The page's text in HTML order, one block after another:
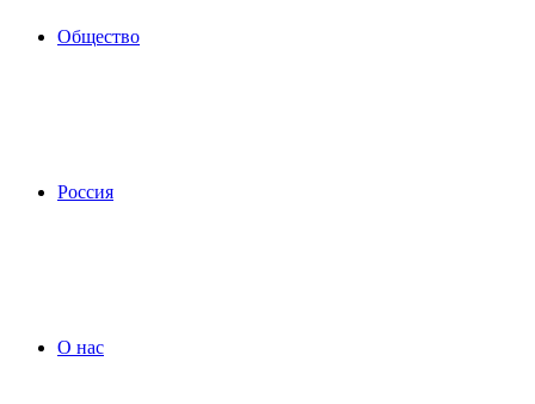
Общество
Россия
О нас